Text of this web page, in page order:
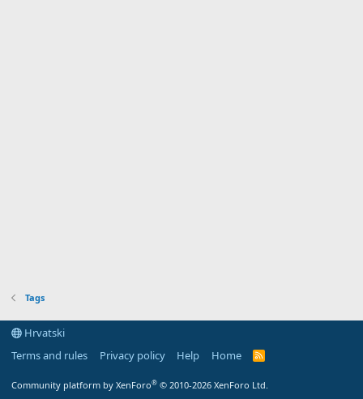
Tags
Hrvatski
Terms and rules
Privacy policy Help Home
R
Community platform by XenForo® © 2010-2026 XenForo Ltd.